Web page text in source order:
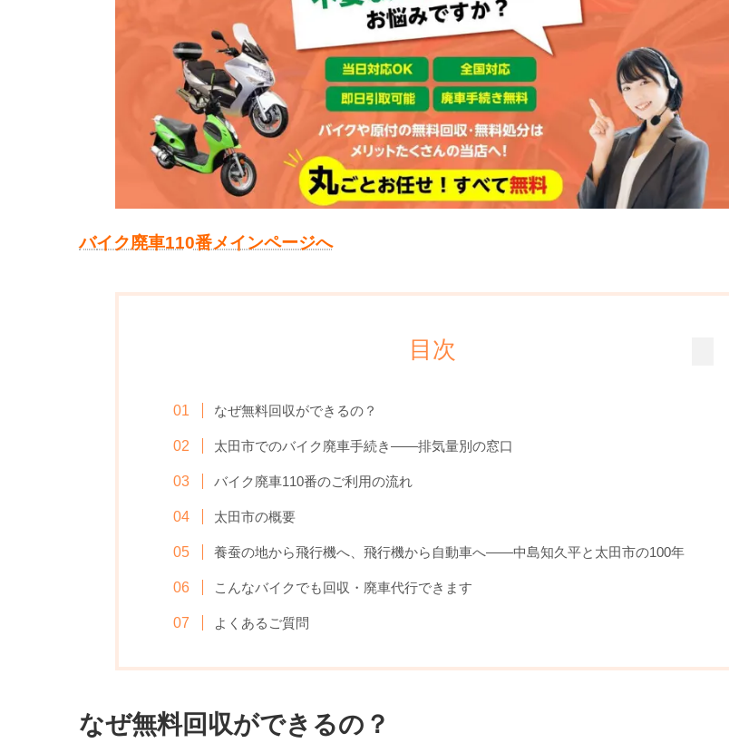
バイク廃車110番メインページへ
目次
なぜ無料回収ができるの？
太田市でのバイク廃車手続き——排気量別の窓口
バイク廃車110番のご利用の流れ
太田市の概要
養蚕の地から飛行機へ、飛行機から自動車へ——中島知久平と太田市の100年
こんなバイクでも回収・廃車代行できます
よくあるご質問
なぜ無料回収ができるの？